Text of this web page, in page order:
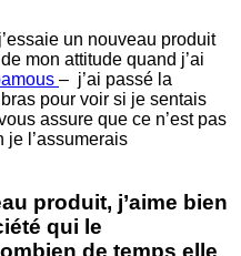
un nouveau produit
mon attitude quand j’ai
– j’ai passé la
pour voir si je sentais
assure que ce n’est pas
je l’assumerais
produit, j’aime bien
qui le
de temps elle